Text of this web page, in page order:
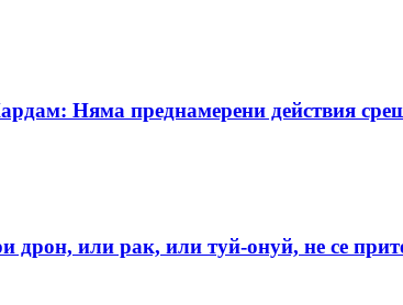
Няма преднамерени действия
дрон, или рак, или туй-онуй, не се